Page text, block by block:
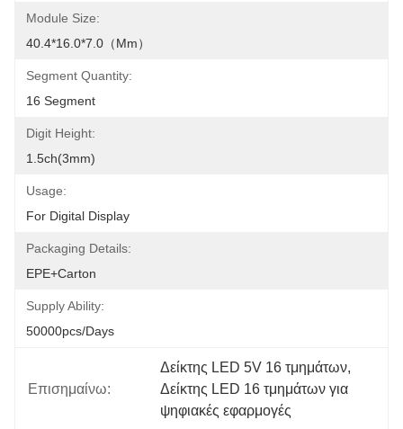
Module Size:
40.4*16.0*7.0（mm）
Segment Quantity:
16 Segment
Digit Height:
1.5ch(3mm)
Usage:
For Digital Display
Packaging Details:
EPE+Carton
Supply Ability:
50000pcs/days
Επισημαίνω:
Δείκτης LED 5V 16 τμημάτων,
Δείκτης LED 16 τμημάτων για
ψηφιακές εφαρμογές